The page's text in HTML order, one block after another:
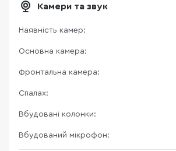
Камери та звук
Наявність камер:
Основна камера:
Фронтальна камера:
Спалах:
Вбудовані колонки:
Вбудований мікрофон: